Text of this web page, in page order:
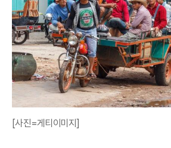
[사진=게티이미지]